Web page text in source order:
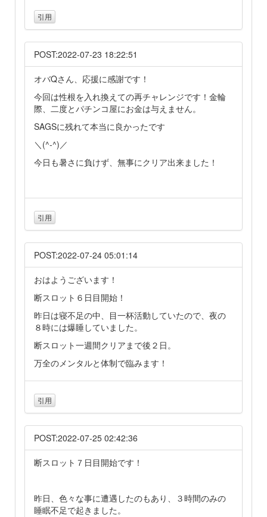
引用
POST:2022-07-23 18:22:51
オバQさん、応援に感謝です！
今回は性根を入れ換えての再チャレンジです！金輪
際、二度とパチンコ屋にお金は与えません。
SAGSに残れて本当に良かったです
＼(^-^)／
今日も暑さに負けず、無事にクリア出来ました！
引用
POST:2022-07-24 05:01:14
おはようございます！
断スロット６日目開始！
昨日は寝不足の中、目一杯活動していたので、夜の
８時には爆睡していました。
断スロット一週間クリアまで後２日。
万全のメンタルと体制で臨みます！
引用
POST:2022-07-25 02:42:36
断スロット７日目開始です！
昨日、色々な事に遭遇したのもあり、３時間のみの
睡眠不足で起きました。